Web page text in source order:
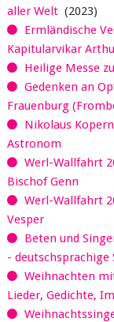
aller Welt (2023)
Ermländische
Kapitularvikar
Heilige Messe
Gedenken an
Frauenburg
Nikolaus
Astronom
Werl-Wallfahrt
Bischof Genn
Werl-Wallfahrt
Vesper
Beten und
- deutschsprachige
Weihnachten
Lieder, Gedichte,